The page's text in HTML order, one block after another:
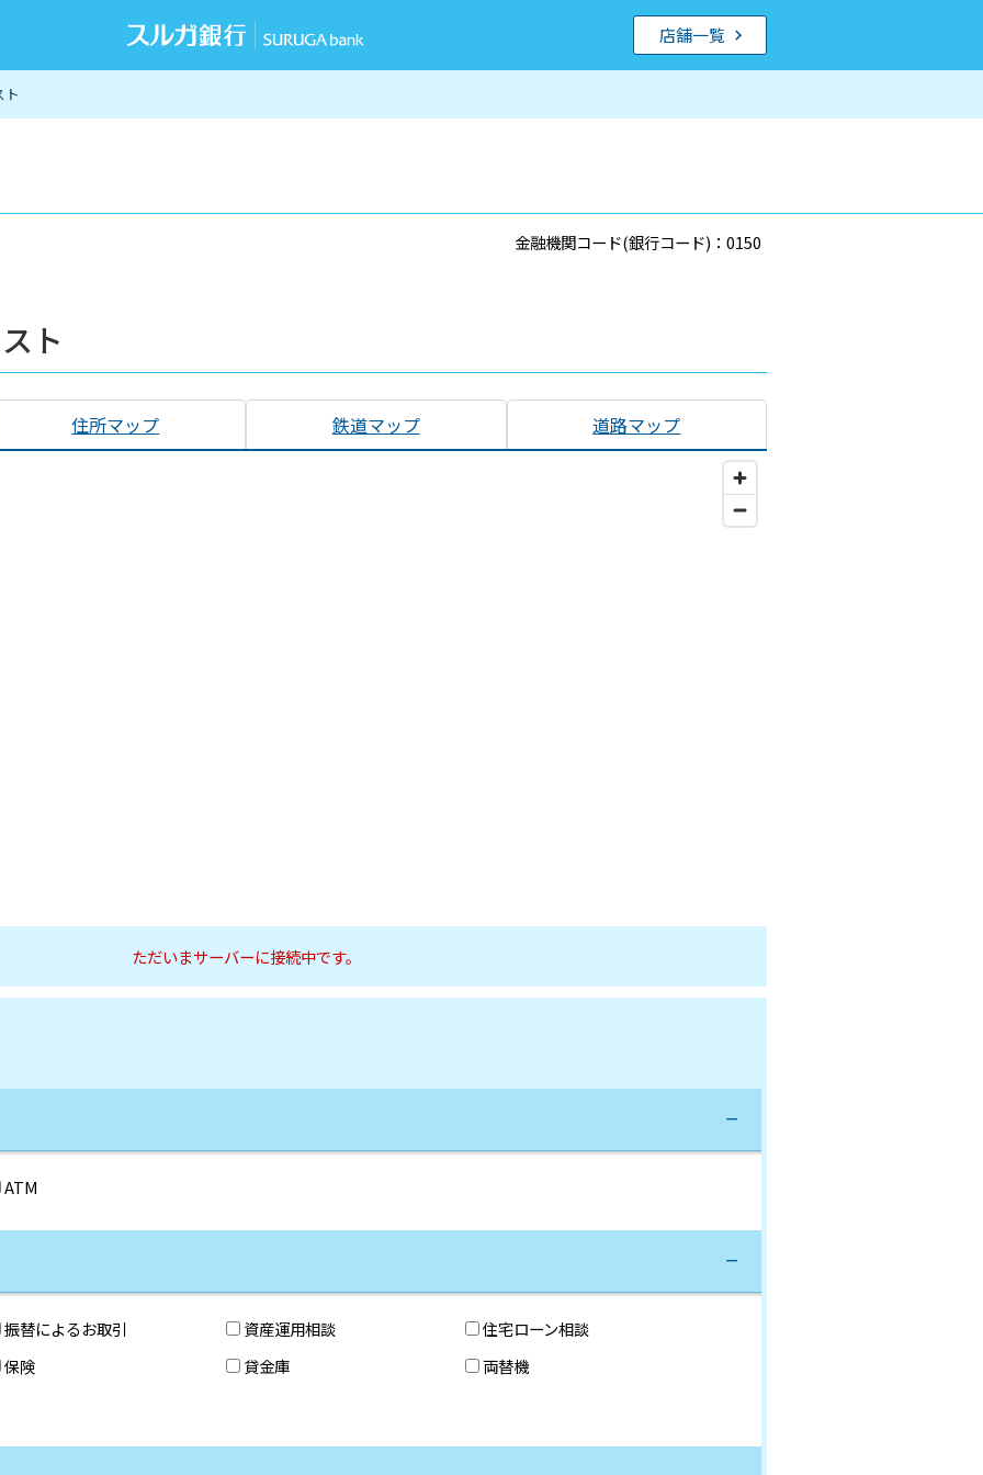
ト
店舗一覧
金融機関コード(銀行コード)：0150
ト
住所マップ 鉄道マップ 道路マップ
ただいまサーバーに接続中です。
ATM
振替によるお取引 資産運用相談
住宅ローン相談
保険 貸金庫
両替機